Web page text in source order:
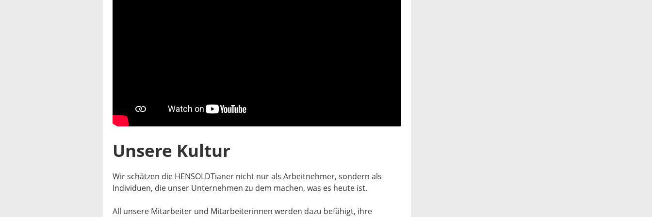
Unsere Kultur
Wir schätzen die HENSOLDTianer nicht nur als Arbeitnehmer, sondern als
Individuen, die unser Unternehmen zu dem machen, was es heute ist.
All unsere Mitarbeiter und Mitarbeiterinnen werden dazu befähigt, ihre